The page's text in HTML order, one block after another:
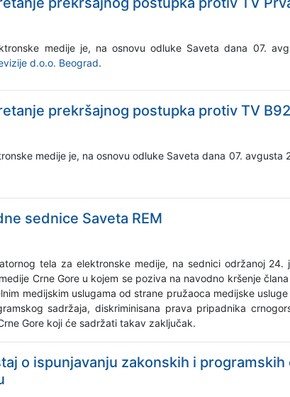
medije je, na osnovu odluke Saveta dana 07.
d.o.o. Beograd.
prekršajnog postupka protiv TV
medije je, na osnovu odluke Saveta dana 07. avgusta
sednice Saveta REM
tela za elektronske medije, na sednici održanoj
Crne Gore u kojem se poziva na navodno kršenje
medijskim uslugama od strane pružaoca medijske
sadržaja, diskriminisana prava pripadnika
Gore koji će sadržati takav zaključak.
o ispunjavanju zakonskih i